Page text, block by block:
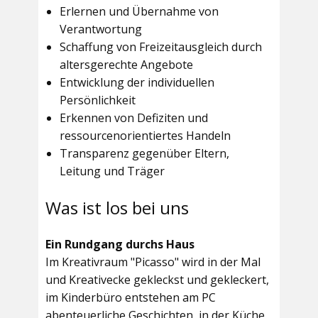
Erlernen und Übernahme von
Verantwortung
Schaffung von Freizeitausgleich durch
altersgerechte Angebote
Entwicklung der individuellen
Persönlichkeit
Erkennen von Defiziten und
ressourcenorientiertes Handeln
Transparenz gegenüber Eltern,
Leitung und Träger
Was ist los bei uns
Ein Rundgang durchs Haus
Im Kreativraum "Picasso" wird in der Mal
und Kreativecke gekleckst und gekleckert,
im Kinderbüro entstehen am PC